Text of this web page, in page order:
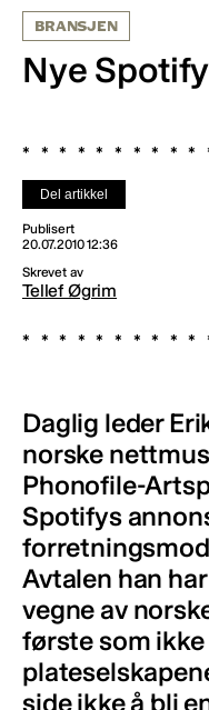
BRANSJEN
Nye
Del artikkel
Publisert
20.07.2010 12:36
Skrevet av
Tellef Øgrim
Daglig leder
norske
Phonofile-
Spotifys
Avtalen han
vegne av
første som
side ikke å bli